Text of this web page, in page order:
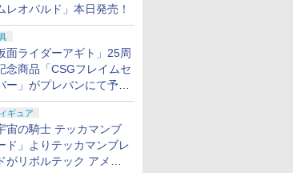
レオパルド」本日発売！
面ライダーアギト」25周
念商品「CSGフレイムセ
ー」がプレバンにて予約
ギュア
宙の騎士 テッカマンブ
ド」よりテッカマンブレ
がリボルテック アメイ